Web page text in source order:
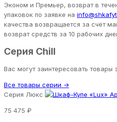
Эконом и Премьер, возврат в
упаковок по заявке на
качества возвращается за счёт
возврат средств за 10 рабочих
Серия Chill
Вас могут заинтересовать товары
Все товары серии →
Серия Люкс
75 475 ₽